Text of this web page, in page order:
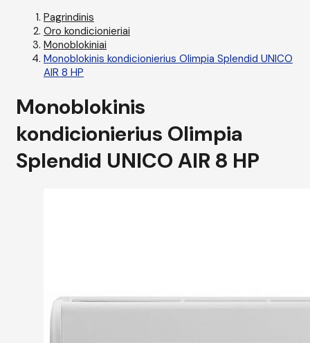
Pagrindinis
Oro kondicionieriai
Monoblokiniai
Monoblokinis kondicionierius Olimpia Splendid UNICO
AIR 8 HP
Monoblokinis
kondicionierius Olimpia
Splendid UNICO AIR 8 HP